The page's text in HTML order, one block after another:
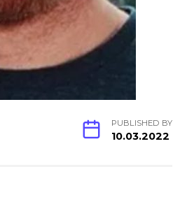
PUBLISHED BY
10.03.2022